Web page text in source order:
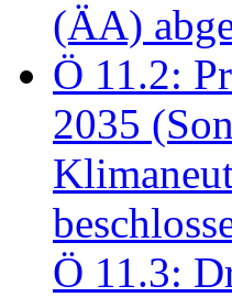
(ÄA)
Ö 11.2:
2035
Ö 11.3: